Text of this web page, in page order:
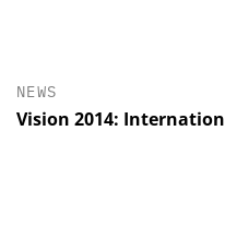
NEWS
Vision 2014: